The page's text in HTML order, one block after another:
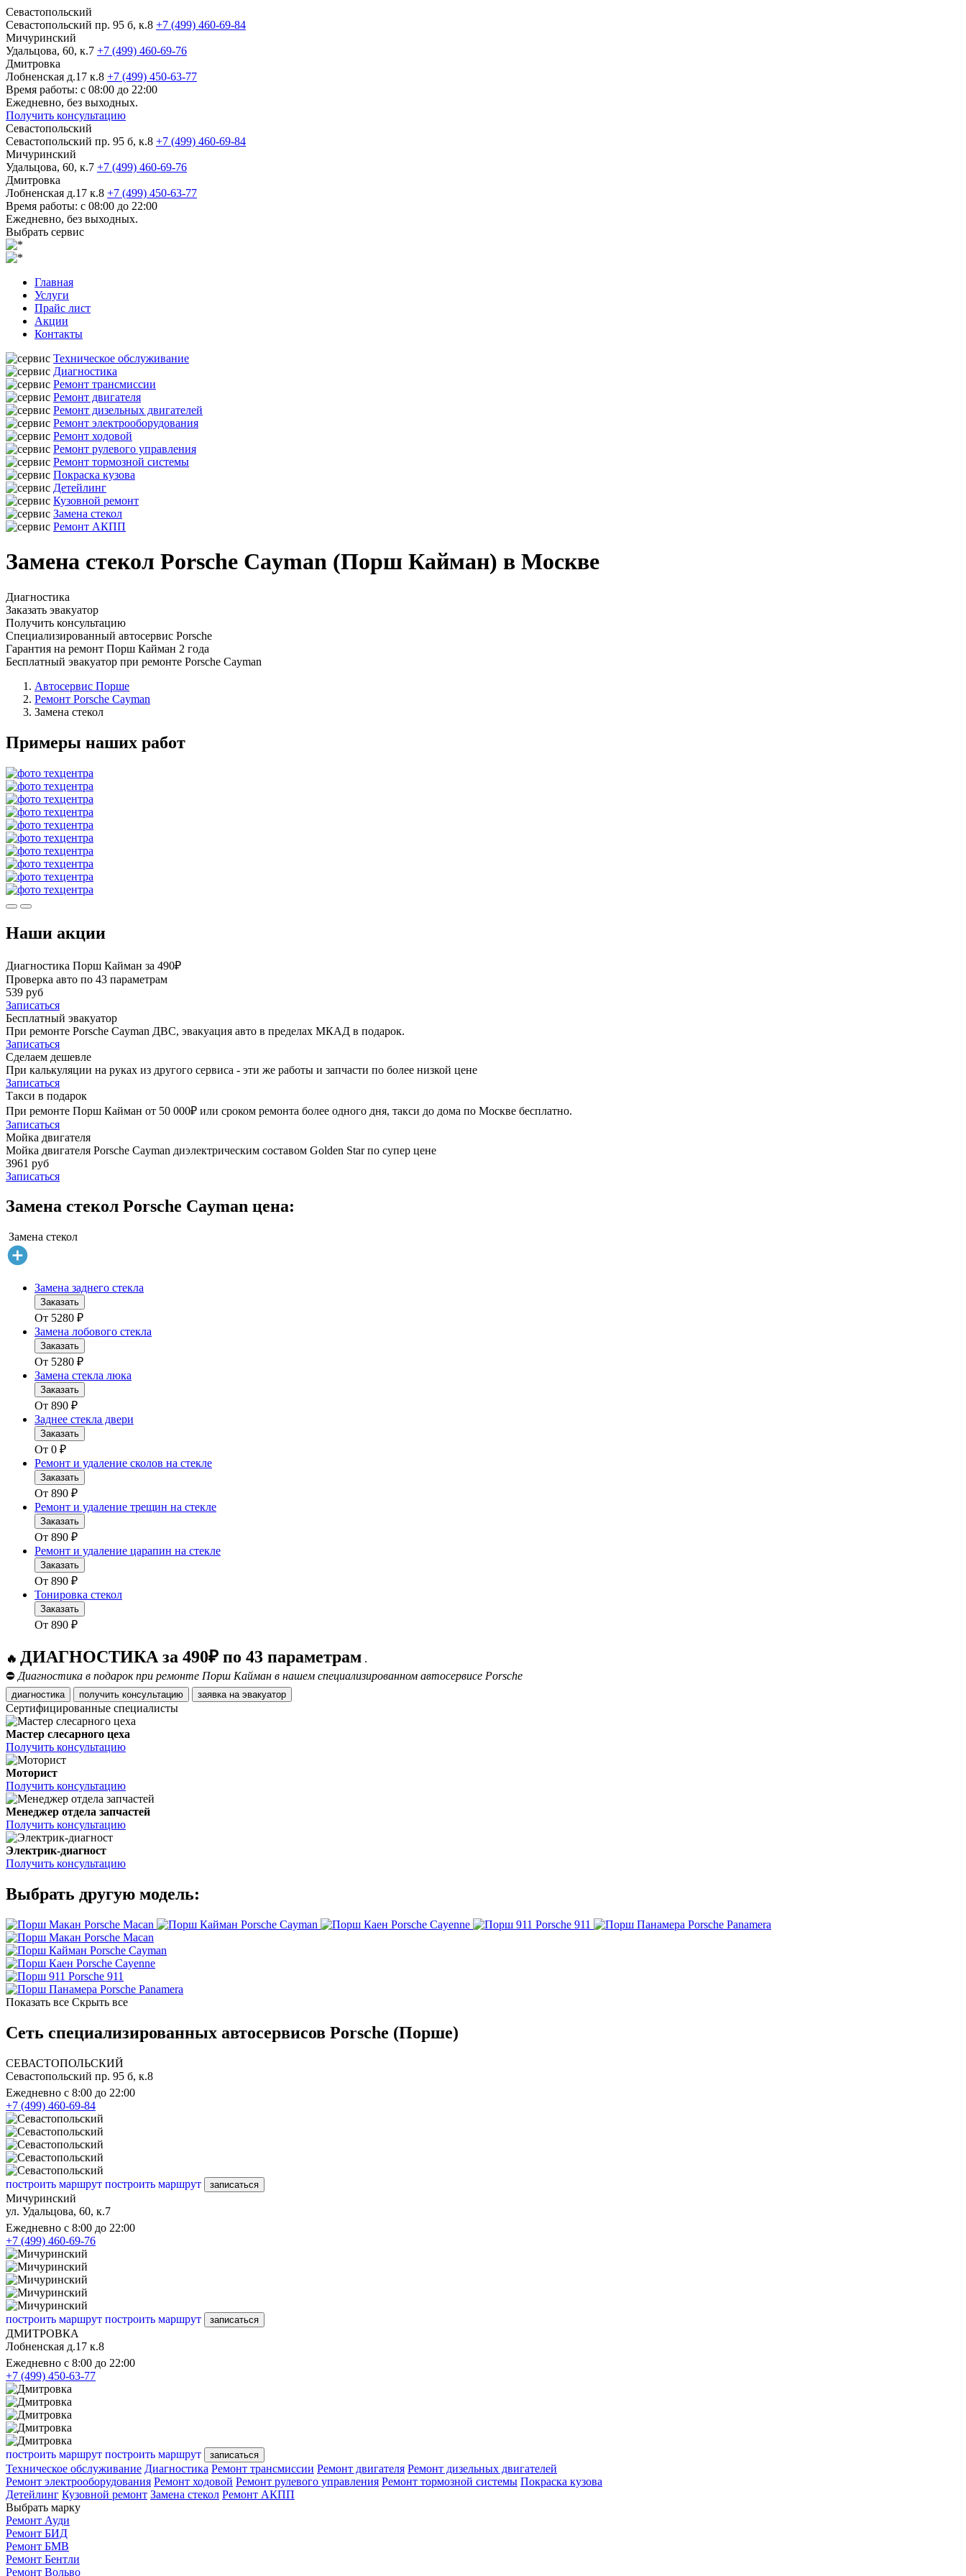
Севастопольский
Севастопольский пр. 95 б, к.8 +7 (499) 460-69-84
Мичуринский
Удальцова, 60, к.7 +7 (499) 460-69-76
Дмитровка
Лобненская д.17 к.8 +7 (499) 450-63-77
Время работы: с 08:00 до 22:00
Ежедневно, без выходных.
Получить консультацию
Севастопольский
Севастопольский пр. 95 б, к.8 +7 (499) 460-69-84
Мичуринский
Удальцова, 60, к.7 +7 (499) 460-69-76
Дмитровка
Лобненская д.17 к.8 +7 (499) 450-63-77
Время работы: с 08:00 до 22:00
Ежедневно, без выходных.
Выбрать сервис
Главная
Услуги
Прайс лист
Акции
Контакты
Техническое обслуживание
Диагностика
Ремонт трансмиссии
Ремонт двигателя
Ремонт дизельных двигателей
Ремонт электрооборудования
Ремонт ходовой
Ремонт рулевого управления
Ремонт тормозной системы
Покраска кузова
Детейлинг
Кузовной ремонт
Замена стекол
Ремонт АКПП
Замена стекол Porsche Cayman (Порш Кайман) в Москве
Диагностика
Заказать эвакуатор
Получить консультацию
Специализированный автосервис Porsche
Гарантия на ремонт Порш Кайман 2 года
Бесплатный эвакуатор при ремонте Porsche Cayman
Автосервис Порше
Ремонт Porsche Cayman
Замена стекол
Примеры наших работ
Наши акции
Диагностика Порш Кайман за 490₽
Проверка авто по 43 параметрам
539 руб
Записаться
Бесплатный эвакуатор
При ремонте Porsche Cayman ДВС, эвакуация авто в пределах МКАД в подарок.
Записаться
Сделаем дешевле
При калькуляции на руках из другого сервиса - эти же работы и запчасти по более низкой цене
Записаться
Такси в подарок
При ремонте Порш Кайман от 50 000₽ или сроком ремонта более одного дня, такси до дома по Москве бесплатно.
Записаться
Мойка двигателя
Мойка двигателя Porsche Cayman диэлектрическим составом Golden Star по супер цене
3961 руб
Записаться
Замена стекол Porsche Cayman цена:
Замена стекол
Замена заднего стекла
Заказать
От 5280 ₽
Замена лобового стекла
Заказать
От 5280 ₽
Замена стекла люка
Заказать
От 890 ₽
Заднее стекла двери
Заказать
От 0 ₽
Ремонт и удаление сколов на стекле
Заказать
От 890 ₽
Ремонт и удаление трещин на стекле
Заказать
От 890 ₽
Ремонт и удаление царапин на стекле
Заказать
От 890 ₽
Тонировка стекол
Заказать
От 890 ₽
🔥 ДИАГНОСТИКА за 490₽ по 43 параметрам .
⛔ Диагностика в подарок при ремонте Порш Кайман в нашем специализированном автосервисе Porsche
диагностика получить консультацию заявка на эвакуатор
Сертифицированные специалисты
Мастер слесарного цеха
Получить консультацию
Моторист
Получить консультацию
Менеджер отдела запчастей
Получить консультацию
Электрик-диагност
Получить консультацию
Выбрать другую модель:
Porsche Macan Porsche Cayman Porsche Cayenne Porsche 911
Porsche Panamera
Porsche Macan
Porsche Cayman
Porsche Cayenne
Porsche 911
Porsche Panamera
Показать все Скрыть все
Сеть специализированных автосервисов Porsche (Порше)
СЕВАСТОПОЛЬСКИЙ
Севастопольский пр. 95 б, к.8
Ежедневно с 8:00 до 22:00
+7 (499) 460-69-84
построить маршрут построить маршрут записаться
Мичуринский
ул. Удальцова, 60, к.7
Ежедневно с 8:00 до 22:00
+7 (499) 460-69-76
построить маршрут построить маршрут записаться
ДМИТРОВКА
Лобненская д.17 к.8
Ежедневно с 8:00 до 22:00
+7 (499) 450-63-77
построить маршрут построить маршрут записаться
Техническое обслуживание Диагностика Ремонт трансмиссии Ремонт двигателя Ремонт дизельных двигателей
Ремонт электрооборудования Ремонт ходовой Ремонт рулевого управления Ремонт тормозной системы Покраска кузова
Детейлинг Кузовной ремонт Замена стекол Ремонт АКПП
Выбрать марку
Ремонт Ауди
Ремонт БИД
Ремонт БМВ
Ремонт Бентли
Ремонт Вольво